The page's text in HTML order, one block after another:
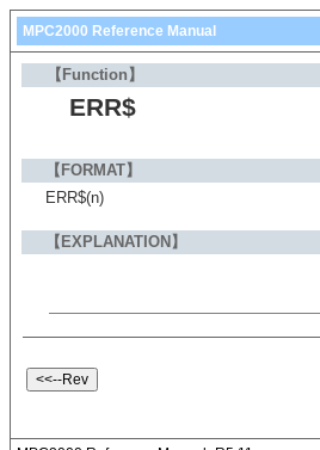
MPC2000 Reference Manual
【Function】
ERR$
【FORMAT】
ERR$(n)
【EXPLANATION】